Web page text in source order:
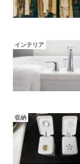
インテリア
収納